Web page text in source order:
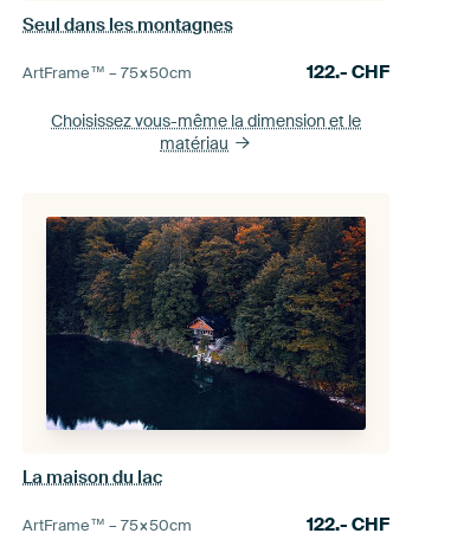
Seul dans les montagnes
ArtFrame™ –75×50cm 122.- CHF
Choisissez vous-même la dimensionet le
matériau
La maison du lac
ArtFrame™ –75×50cm 122.- CHF